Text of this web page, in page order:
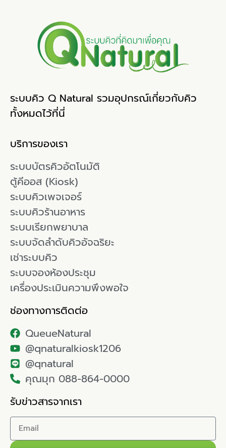
ระบบคิว Q Natural รวมอุปกรณ์เกี่ยวกับคิว
ทั้งหมดไว้ที่นี่
บริการของเรา
ระบบบัตรคิวอัตโนมัติ
ตู้คีออส (Kiosk)
ระบบคิวเพจเจอร์
ระบบคิวร้านอาหาร
ระบบเรียกพยาบาล
ระบบจัดลำดับคิวอัจฉริยะ
เช่าระบบคิว
ระบบจองห้องประชุม
เครื่องประเมินความพึงพอใจ
ช่องทางการติดต่อ
QueueNatural
@qnaturalkiosk1206
@qnatural
คุณมุก 088-864-0000
รับข่าวสารจากเรา